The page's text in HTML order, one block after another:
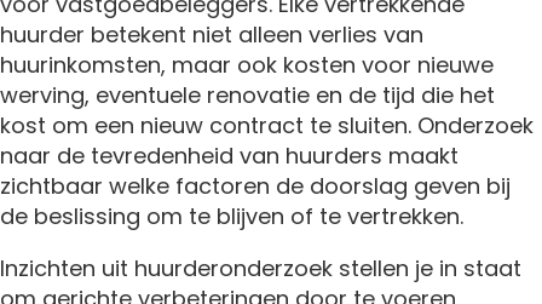
huurder betekent niet alleen verlies van
huurinkomsten, maar ook kosten voor nieuwe
werving, eventuele renovatie en de tijd die het
kost om een nieuw contract te sluiten. Onderzoek
naar de tevredenheid van huurders maakt
zichtbaar welke factoren de doorslag geven bij
de beslissing om te blijven of te vertrekken.
Inzichten uit huurderonderzoek stellen je in staat